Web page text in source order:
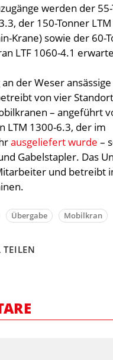
werden der
der 150-Tonner
Krane) sowie der 60-
LTF 1060-4.1
der Weser ansässige
von vier
– angeführt
LTM 1300-6.3, der im
ausgeliefert wurde –
Gabelstapler. Das
und betreibt
Übergabe Mobilkran
TEILEN